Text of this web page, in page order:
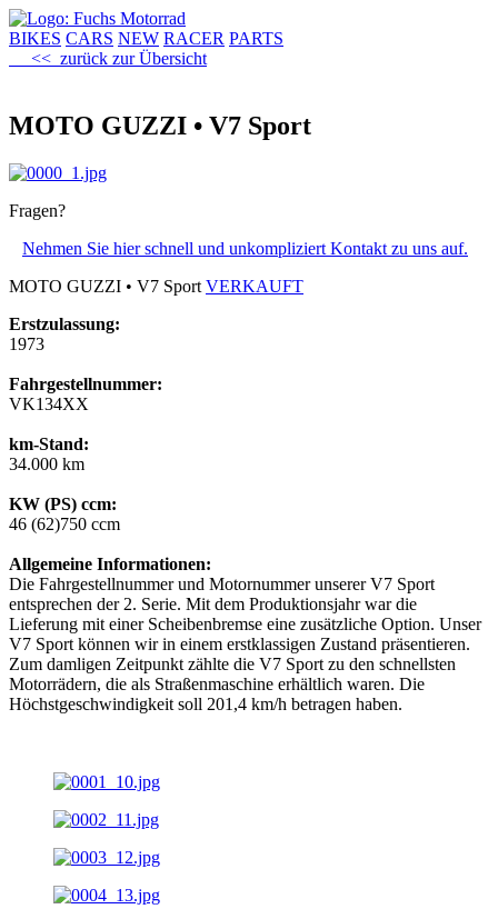
BIKES CARS NEW RACER PARTS
<< zurück zur Übersicht
MOTO GUZZI • V7 Sport
Fragen?
Nehmen Sie hier schnell und unkompliziert Kontakt zu uns auf.
MOTO GUZZI • V7 Sport VERKAUFT
Erstzulassung:
1973
Fahrgestellnummer:
VK134XX
km-Stand:
34.000 km
KW (PS) ccm:
46 (62)750 ccm
Allgemeine Informationen:
Die Fahrgestellnummer und Motornummer unserer V7 Sport
entsprechen der 2. Serie. Mit dem Produktionsjahr war die
Lieferung mit einer Scheibenbremse eine zusätzliche Option. Unser
V7 Sport können wir in einem erstklassigen Zustand präsentieren.
Zum damligen Zeitpunkt zählte die V7 Sport zu den schnellsten
Motorrädern, die als Straßenmaschine erhältlich waren. Die
Höchstgeschwindigkeit soll 201,4 km/h betragen haben.